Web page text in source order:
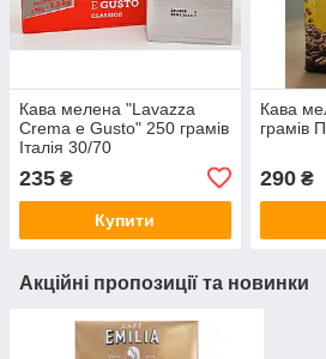
Кава мелена "Lavazza
Crema e Gusto" 250 грамів
Італія 30/70
235 ₴
Купити
Кава
грамів
290₴
Акційні пропозиції та новинки